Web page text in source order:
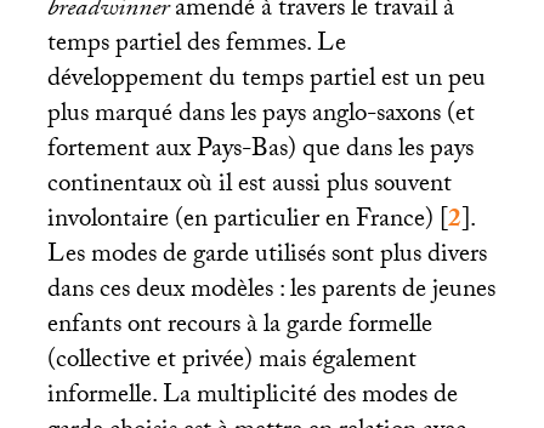
breadwinneramendé à travers le travail à
temps partiel des femmes. Le
développement du temps partiel est un peu
plus marqué dans les pays anglo-saxons (et
fortement aux Pays-Bas) que dans les pays
continentaux où il est aussi plus souvent
involontaire (en particulier en France)[2].
Les modes de garde utilisés sont plus divers
dans ces deux modèles : les parents de jeunes
enfants ont recours à la garde formelle
(collective et privée) mais également
informelle. La multiplicité des modes de